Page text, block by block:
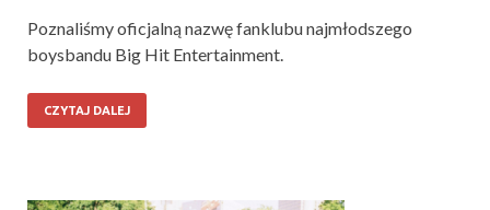
Poznaliśmy oficjalną nazwę fanklubu najmłodszego
boysbandu Big Hit Entertainment.
CZYTAJ DALEJ